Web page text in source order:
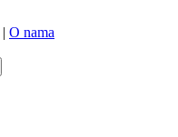
| O nama